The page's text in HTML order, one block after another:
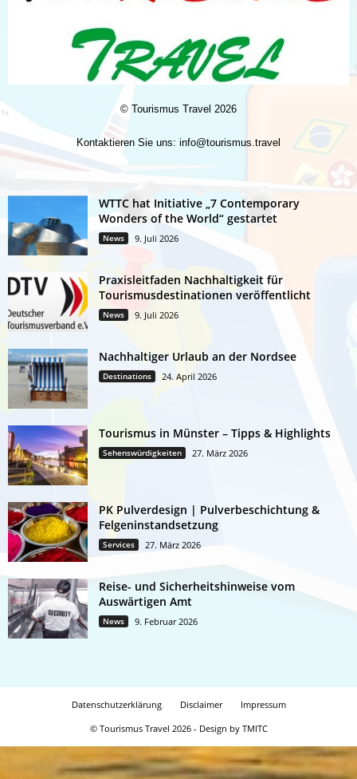
© Tourismus Travel 2026
Kontaktieren Sie uns: info@tourismus.travel
WTTC hat Initiative „7 Contemporary
Wonders of the World“ gestartet
News 9. Juli 2026
Praxisleitfaden Nachhaltigkeit für
Tourismusdestinationen veröffentlicht
News 9. Juli 2026
Nachhaltiger Urlaub an der Nordsee
Destinations 24. April 2026
Tourismus in Münster – Tipps & Highlights
Sehenswürdigkeiten 27. März 2026
PK Pulverdesign | Pulverbeschichtung &
Felgeninstandsetzung
Services 27. März 2026
Reise- und Sicherheitshinweise vom
Auswärtigen Amt
News 9. Februar 2026
Datenschutzerklärung Disclaimer
Impressum
© Tourismus Travel 2026 - Design by TMITC